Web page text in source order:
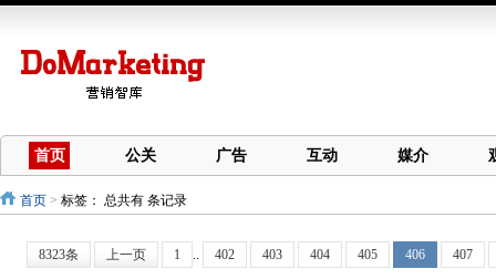
首页 公关 广告 互动 媒介
首页 > 标签： 总共有 条记录
8323条 上一页 1 .. 402 403 404 405 406 407